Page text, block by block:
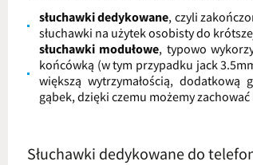
słuchawki dedykowane, czyli
słuchawki na użytek osobisty do
słuchawki modułowe, typowo
końcówką (w tym przypadku jack
większą wytrzymałością,
gąbek, dzięki czemu możemy
Słuchawki dedykowane do